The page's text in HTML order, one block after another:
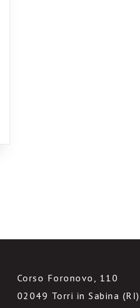
Corso Foronovo, 110
02049 Torri in Sabina (RI)